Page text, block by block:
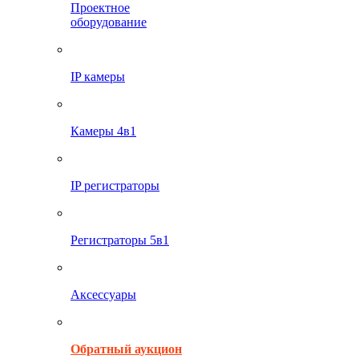
Проектное
оборудование
IP камеры
Камеры 4в1
IP регистраторы
Регистраторы 5в1
Аксессуары
Обратный аукцион